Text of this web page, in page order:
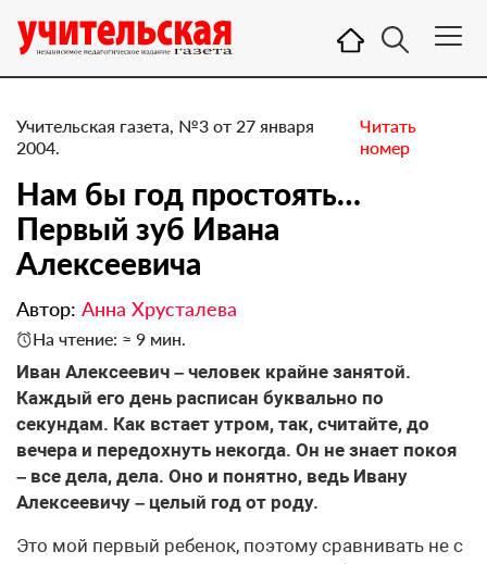
Учительская газета, №3 от 27 января
2004.
Читать
номер
Нам бы год простоять…
Первый зуб Ивана
Алексеевича
Автор: Анна Хрусталева
На чтение: ≈ 9 мин.
Иван Алексеевич – человек крайне занятой.
Каждый его день расписан буквально по
секундам. Как встает утром, так, считайте, до
вечера и передохнуть некогда. Он не знает покоя
– все дела, дела. Оно и понятно, ведь Ивану
Алексеевичу – целый год от роду.
Это мой первый ребенок, поэтому сравнивать не с